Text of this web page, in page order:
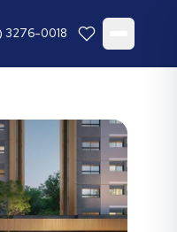
3276-0018